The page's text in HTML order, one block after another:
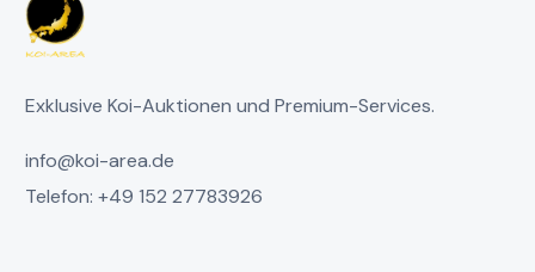
Exklusive Koi-Auktionen und Premium-Services.
info@koi-area.de
Telefon: +49 152 27783926